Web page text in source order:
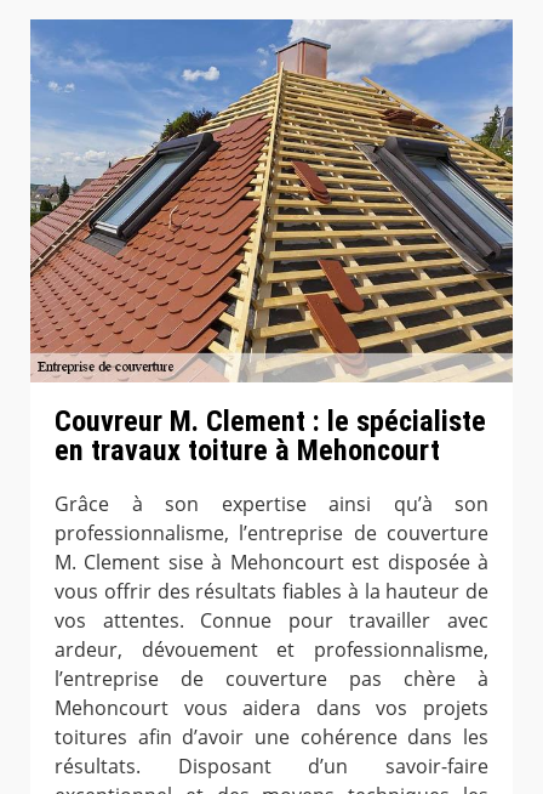
Couvreur M. Clement : le spécialiste
en travaux toiture à Mehoncourt
Grâce à son expertise ainsi qu’à son
professionnalisme, l’entreprise de couverture
M. Clement sise à Mehoncourt est disposée à
vous offrir des résultats fiables à la hauteur de
vos attentes. Connue pour travailler avec
ardeur, dévouement et professionnalisme,
l’entreprise de couverture pas chère à
Mehoncourt vous aidera dans vos projets
toitures afin d’avoir une cohérence dans les
résultats. Disposant d’un savoir-faire